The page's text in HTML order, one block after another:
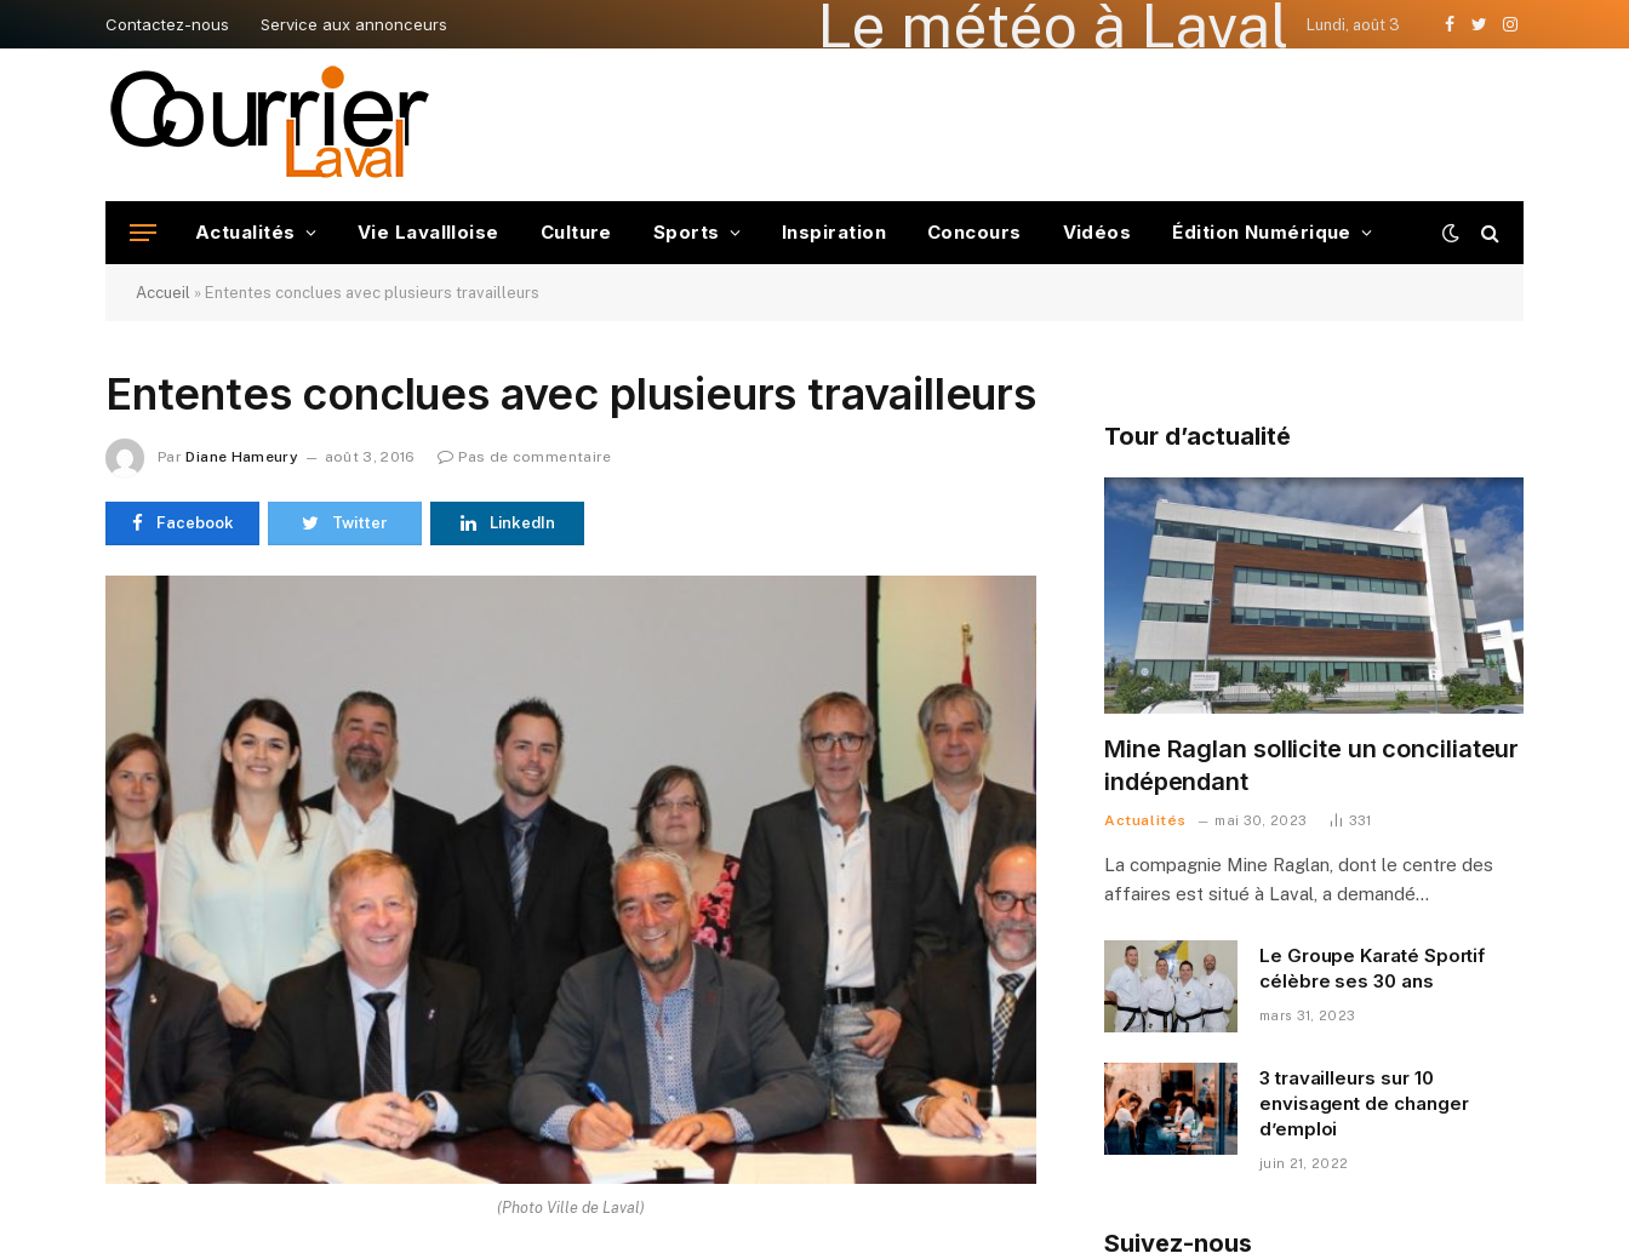
Contactez-nous Service aux annonceurs Le météo à Laval Lundi, août 3
Facebook
TwitterInstagram
Actualités Vie Lavallloise Culture Sports Inspiration Concours Vidéos Édition Numérique
Accueil » Ententes conclues avec plusieurs travailleurs
Ententes conclues avec plusieurs travailleurs
Par Diane Hameury août 3, 2016 Pas de commentaire
Facebook Twitter LinkedIn
(Photo Ville de Laval)
Tour d’actualité
Mine Raglan sollicite un conciliateur
indépendant
Actualités mai 30, 2023 331
La compagnie Mine Raglan, dont le centre des
affaires est situé à Laval, a demandé…
Le Groupe Karaté Sportif
célèbre ses 30 ans
mars 31, 2023
3 travailleurs sur 10
envisagent de changer
d’emploi
juin 21, 2022
Suivez-nous